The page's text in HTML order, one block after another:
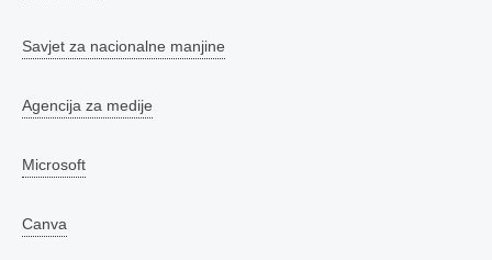
Savjet za nacionalne manjine
Agencija za medije
Microsoft
Canva